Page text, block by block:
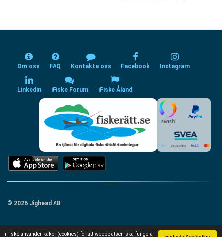
iFiske använder kakor (cookies) för att webbplatsen ska fungera
Om oss FAQ Kontakta oss Facebook Instagram
Linkedin iFiske Forum iFiske Åland
© 2026 Jighead AB